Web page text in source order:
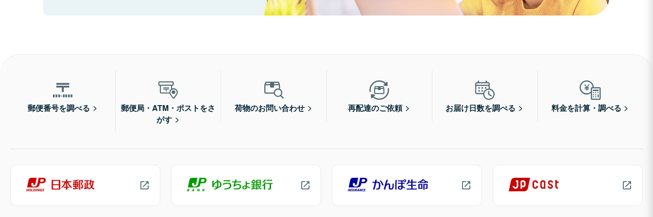
郵便番号を調べる
郵便局・ATM・ポストをさ
がす
荷物のお問い合わせ 再配達のご依頼 お届け日数を調べる 料金を計算・調べる